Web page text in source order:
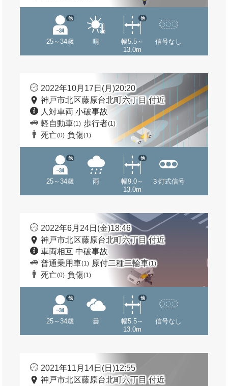
25～34歳
他
晴
幅5.5～
13.0m
他
信号なし
2022年10月17日(月)20:20
神戸市北区藤原台北町六丁目 付近
人対車両 小破事故
軽自動車(1) 歩行者(1)
死亡(0) 負傷(1)
25～34歳
他
雨
幅9.0～
13.0m
他
３灯式信号
2022年6月24日(金)18:46
神戸市北区藤原台北町六丁目 付近
車両相互 中破事故
普通乗用車(1) 原付二種二輪車(1)
死亡(0) 負傷(1)
25～34歳
他
曇
幅5.5～
13.0m
他
信号なし
2021年11月14日(日)12:55
神戸市北区藤原台北町六丁目 付近